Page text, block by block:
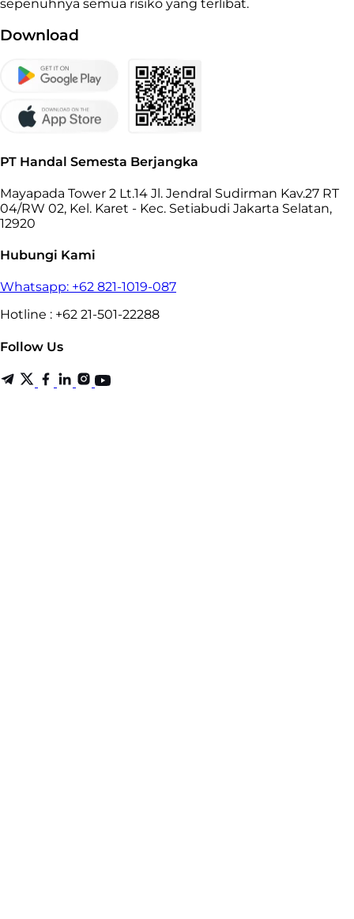
sepenuhnya semua risiko yang terlibat.
Download
PT Handal Semesta Berjangka
Mayapada Tower 2 Lt.14 Jl. Jendral Sudirman Kav.27 RT
04/RW 02, Kel. Karet - Kec. Setiabudi Jakarta Selatan,
12920
Hubungi Kami
Whatsapp: +62 821-1019-087
Hotline : +62 21-501-22288
Follow Us